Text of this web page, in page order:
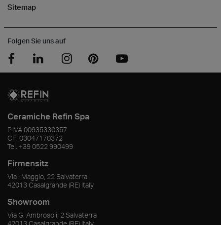
Sitemap
Folgen Sie uns auf
Ceramiche Refin Spa
P.IVA00935330357
CF: 03047170372
Tel. +39 0522 990499
Firmensitz
Via I Maggio, 22 Salvaterra
42013 Casalgrande (RE) Italy
Showroom
Via G. Ambrosoli, 2 Salvaterra
42013 Casalgrande (RE) Italy